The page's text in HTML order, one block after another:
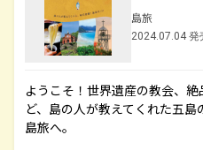
島旅
2024.07.04 発
ようこそ！世界遺産の教会、
ど、島の人が教えてくれた五島
島旅へ。